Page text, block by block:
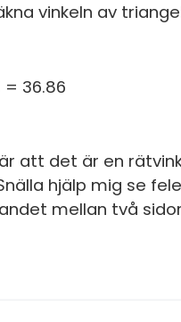
vinkeln av
36.86
att det är en
hjälp mig se
mellan två